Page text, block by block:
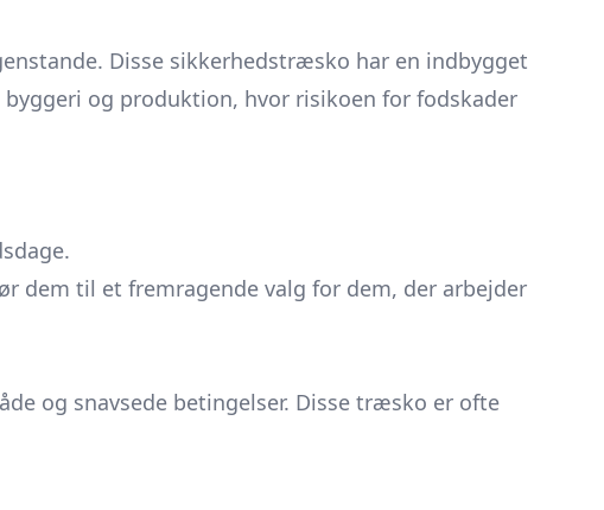
Disse sikkerhedstræsko har en indbygget
og produktion, hvor risikoen for fodskader
dem til et fremragende valg for dem, der arbejder
og snavsede betingelser. Disse træsko er ofte